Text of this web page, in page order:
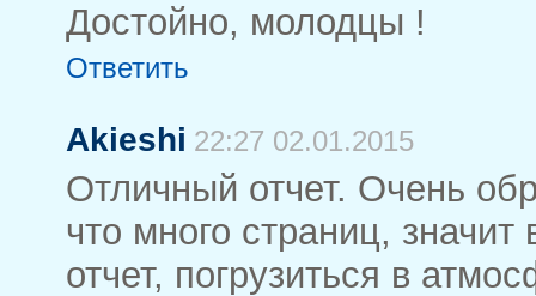
Достойно, молодцы !
Ответить
Akieshi 22:27 02.01.2015
Отличный отчет. Очень
что много страниц,
отчет, погрузиться в